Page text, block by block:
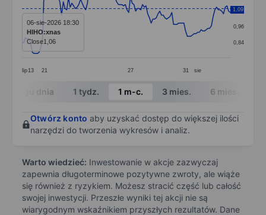
Line chart with 122 data points.
The chart has 1 X axis displaying categories.
The chart has 1 Y axis displaying values. Data ranges
lip 13 21 27 31 sie
0,84
0,96
1,08
1,09
06-sie-2026 18:30
HIHO:xnas
Close1,06
End of interactive chart.
W ciągu dnia 1 tydz. 1 m-c. 3 mies. 6 mies.
Otwórz konto aby uzyskać dostęp do większej ilości
narzędzi do tworzenia wykresów i analiz.
Warto wiedzieć: Inwestowanie w akcje zazwyczaj
zapewnia długoterminowe pozytywne zwroty, ale wiąże
się również z ryzykiem. Możesz stracić część lub całość
swojej inwestycji. Przeszłe wyniki tej akcji nie są
wiarygodnym wskaźnikiem przyszłych rezultatów. Dane